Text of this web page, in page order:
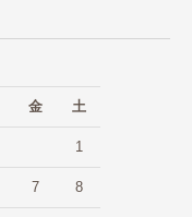
金 土
1
7 8